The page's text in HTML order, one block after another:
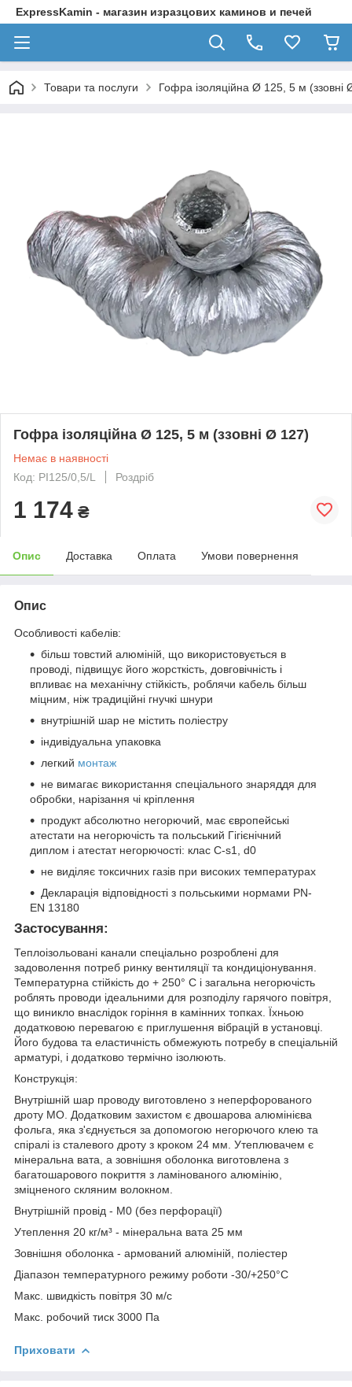
ExpressKamin - магазин изразцових каминов и печей
Товари та послуги Гофра ізоляційна Ø 125, 5 м (ззовні
Гофра ізоляційна Ø 125, 5 м (ззовні Ø 127)
Немає в наявності
Код: PI125/0,5/L
Роздріб
1 174 ₴
Опис Доставка Оплата Умови повернення
Опис
Особливості кабелів:
більш товстий алюміній, що використовується в
проводі, підвищує його жорсткість, довговічність і
впливає на механічну стійкість, роблячи кабель більш
міцним, ніж традиційні гнучкі шнури
внутрішній шар не містить поліестру
індивідуальна упаковка
легкий монтаж
не вимагає використання спеціального знаряддя для
обробки, нарізання чі кріплення
продукт абсолютно негорючий, має європейські
атестати на негорючість та польський Гігієнічний
диплом і атестат негорючості: клас С-s1, d0
не виділяє токсичних газів при високих температурах
Декларація відповідності з польськими нормами PN-
EN 13180
Застосування:
Теплоізольовані канали спеціально розроблені для
задоволення потреб ринку вентиляції та кондиціонування.
Температурна стійкість до + 250° C і загальна негорючість
роблять проводи ідеальними для розподілу гарячого повітря,
що виникло внаслідок горіння в камінних топках. Їхньою
додатковою перевагою є приглушення вібрацій в установці.
Його будова та еластичність обмежують потребу в спеціальній
арматурі, і додатково термічно ізолюють.
Конструкція:
Внутрішній шар проводу виготовлено з неперфорованого
дроту МО. Додатковим захистом є двошарова алюмінієва
фольга, яка з'єднується за допомогою негорючого клею та
спіралі із сталевого дроту з кроком 24 мм. Утеплювачем є
мінеральна вата, а зовнішня оболонка виготовлена з
багатошарового покриття з ламінованого алюмінію,
зміцненого скляним волокном.
Внутрішній провід - М0 (без перфорації)
Утеплення 20 кг/м³ - мінеральна вата 25 мм
Зовнішня оболонка - армований алюміній, поліестер
Діапазон температурного режиму роботи -30/+250°C
Макс. швидкість повітря 30 м/с
Макс. робочий тиск 3000 Па
Приховати